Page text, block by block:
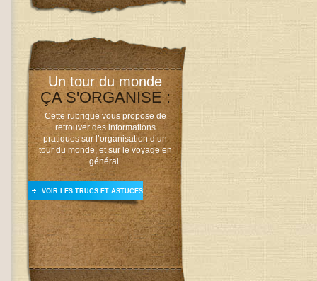
Un tour du monde
ÇA S'ORGANISE :
Cette rubrique vous propose de
retrouver des informations
pratiques sur l’organisation d’un
tour du monde, et sur le voyage en
général.
VOIR LES TRUCS ET ASTUCES